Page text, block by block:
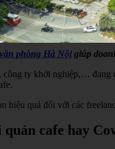
phòng Hà Nội giúp
ty khởi nghiệp,…
hiệu quả đối với các
cafe hay